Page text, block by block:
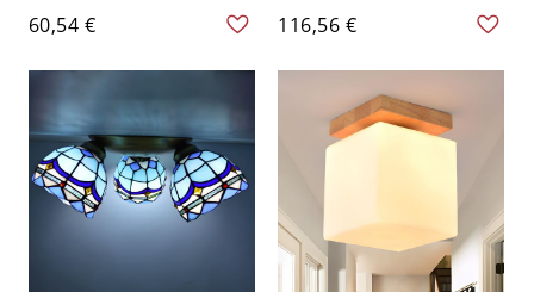
Bauschreiner-Stil
Holzfarbe Baldachin
Deckenleuchte - Holz
110V-120V
60,54 €
Stil, gelbes geschliffenes
Glas, 3-flammig, grünes
Finish, Libellenmuster
116,56 €